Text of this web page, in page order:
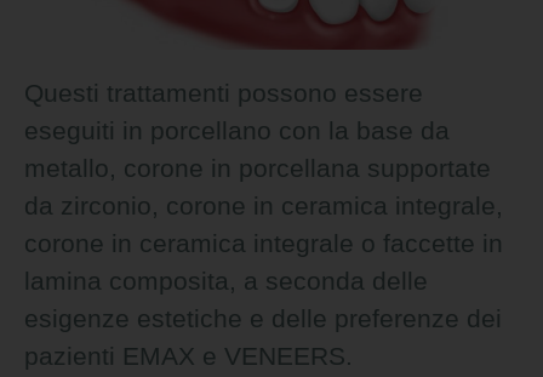
Questi trattamenti possono essere
eseguiti in porcellano con la base da
metallo, corone in porcellana supportate
da zirconio, corone in ceramica integrale,
corone in ceramica integrale o faccette in
lamina composita, a seconda delle
esigenze estetiche e delle preferenze dei
pazienti EMAX e VENEERS.